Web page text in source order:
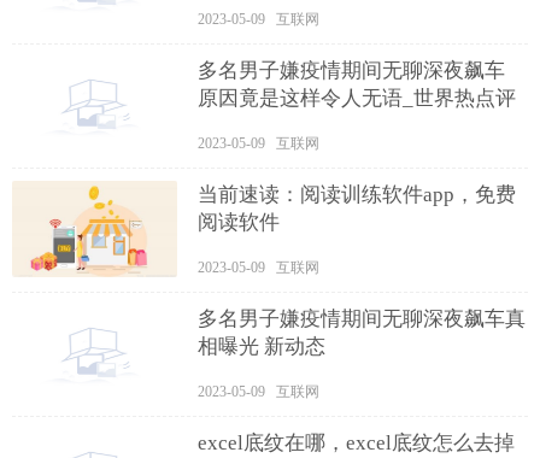
2023-05-09 互联网
多名男子嫌疫情期间无聊深夜飙车
原因竟是这样令人无语_世界热点评
2023-05-09 互联网
当前速读：阅读训练软件app，免费
阅读软件
2023-05-09 互联网
多名男子嫌疫情期间无聊深夜飙车真
相曝光 新动态
2023-05-09 互联网
excel底纹在哪，excel底纹怎么去掉